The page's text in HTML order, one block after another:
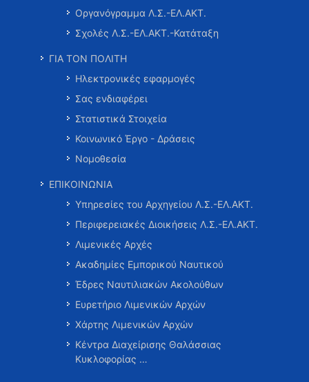
Οργανόγραμμα Λ.Σ.-ΕΛ.ΑΚΤ.
Σχολές Λ.Σ.-ΕΛ.ΑΚΤ.-Κατάταξη
ΓΙΑ ΤΟΝ ΠΟΛΙΤΗ
Ηλεκτρονικές εφαρμογές
Σας ενδιαφέρει
Στατιστικά Στοιχεία
Κοινωνικό Έργο - Δράσεις
Νομοθεσία
ΕΠΙΚΟΙΝΩΝΙΑ
Υπηρεσίες του Αρχηγείου Λ.Σ.-ΕΛ.ΑΚΤ.
Περιφερειακές Διοικήσεις Λ.Σ.-ΕΛ.ΑΚΤ.
Λιμενικές Αρχές
Ακαδημίες Εμπορικού Ναυτικού
Έδρες Ναυτιλιακών Ακολούθων
Ευρετήριο Λιμενικών Αρχών
Χάρτης Λιμενικών Αρχών
Κέντρα Διαχείρισης Θαλάσσιας
Κυκλοφορίας …